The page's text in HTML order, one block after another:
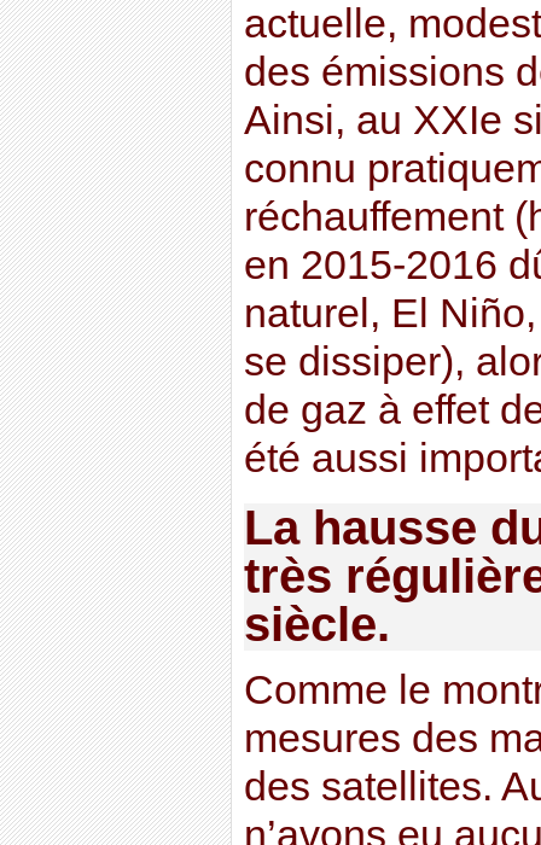
actuelle,
des émissions
Ainsi, au XXIe
connu
réchauffement
en 2015-2016
naturel, El
se dissiper),
de gaz à effet
été aussi
La hausse
très
siècle.
Comme le
mesures des
des satellites.
n’avons eu